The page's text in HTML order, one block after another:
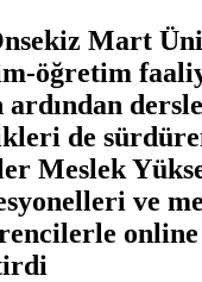
Mart
öğretim
ardından
de
Meslek
ve
online